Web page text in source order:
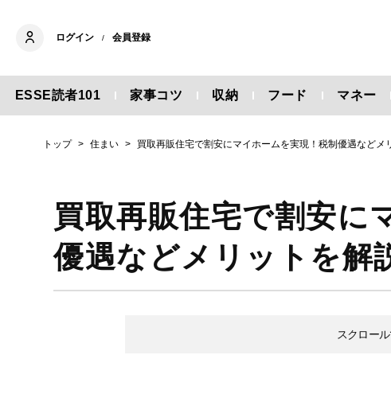
ログイン / 会員登録
ESSE読者101 家事コツ 収納 フード マネー
トップ 住まい 買取再販住宅で割安にマイホームを実現！税制優遇などメ
買取再販住宅で割安に
優遇などメリットを解
スクロー